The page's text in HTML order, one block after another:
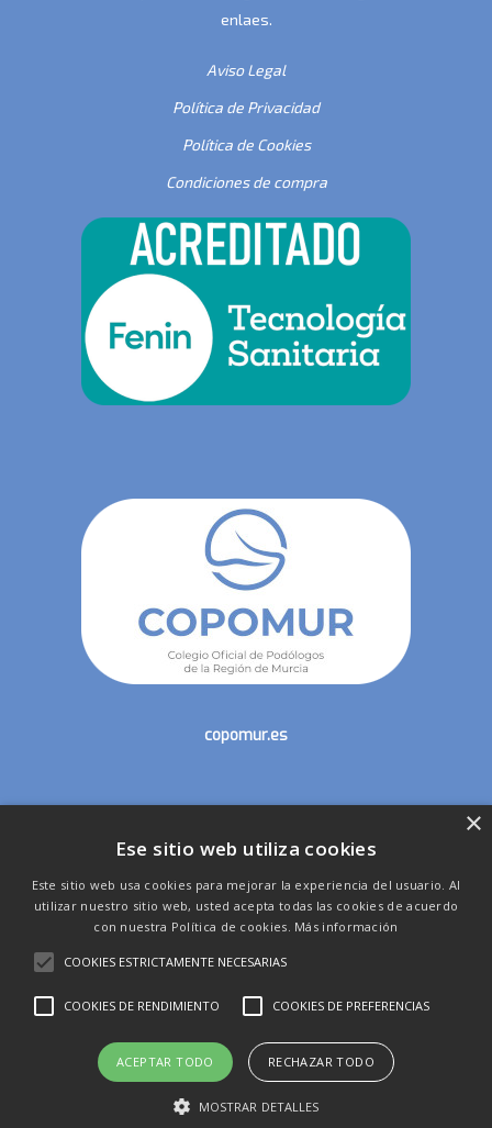
enlaes.
Aviso Legal
Política de Privacidad
Política de Cookies
Condiciones de compra
copomur.es
53 Congreso Nacional de Podología - Consejo General
de Colegios Oficiales de Podólogos - Colegio Oficial de
Podólogos de la Región de Murcia
×
Ese sitio web utiliza cookies
Este sitio web usa cookies para mejorar la experiencia del usuario. Al
utilizar nuestro sitio web, usted acepta todas las cookies de acuerdo
con nuestra Política de cookies. Más información
COOKIES ESTRICTAMENTE NECESARIAS
COOKIES DE RENDIMIENTO COOKIES DE PREFERENCIAS
ACEPTAR TODO RECHAZAR TODO
MOSTRAR DETALLES